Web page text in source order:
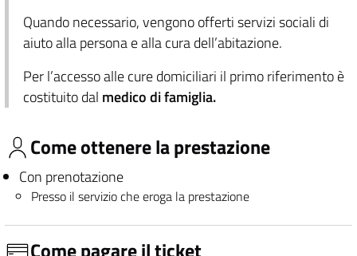
Quando necessario, vengono offerti servizi sociali di
aiuto alla persona e alla cura dell’abitazione.
Per l’accesso alle cure domiciliari il primo riferimento è
costituito dal medico di famiglia.
Come ottenere la prestazione
Con prenotazione
Presso il servizio che eroga la prestazione